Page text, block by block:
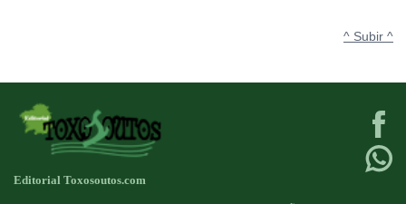
^ Subir ^
Editorial Toxosoutos.com